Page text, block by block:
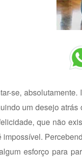
se,
um desejo
que não
esforço para